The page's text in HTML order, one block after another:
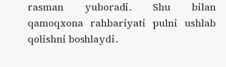
rasman yuboradi. Shu bilan
qamoqxona rahbariyati pulni ushlab
qolishni boshlaydi.